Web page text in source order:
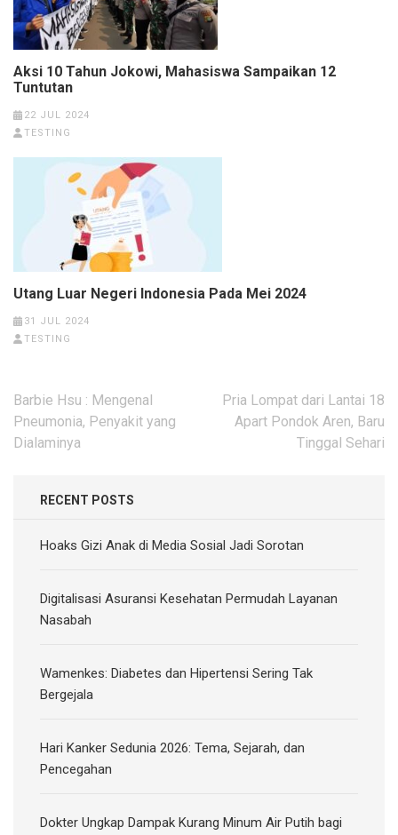
Aksi 10 Tahun Jokowi, Mahasiswa Sampaikan 12
Tuntutan
22 JUL 2024
TESTING
Utang Luar Negeri Indonesia Pada Mei 2024
31 JUL 2024
TESTING
Post
navigation
Barbie Hsu : Mengenal
Pneumonia, Penyakit yang
Dialaminya
Pria Lompat dari Lantai 18
Apart Pondok Aren, Baru
Tinggal Sehari
RECENT POSTS
Hoaks Gizi Anak di Media Sosial Jadi Sorotan
Digitalisasi Asuransi Kesehatan Permudah Layanan
Nasabah
Wamenkes: Diabetes dan Hipertensi Sering Tak
Bergejala
Hari Kanker Sedunia 2026: Tema, Sejarah, dan
Pencegahan
Dokter Ungkap Dampak Kurang Minum Air Putih bagi